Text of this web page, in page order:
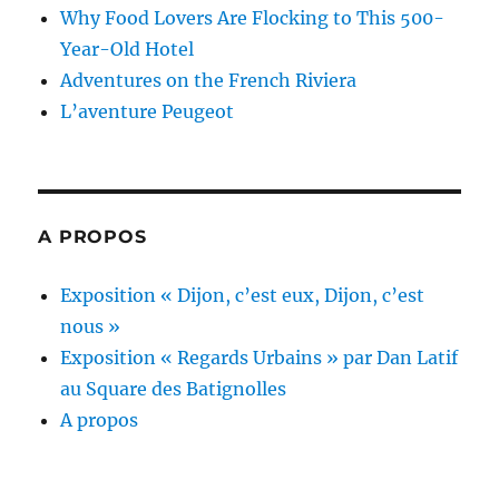
Why Food Lovers Are Flocking to This 500-
Year-Old Hotel
Adventures on the French Riviera
L’aventure Peugeot
A PROPOS
Exposition « Dijon, c’est eux, Dijon, c’est
nous »
Exposition « Regards Urbains » par Dan Latif
au Square des Batignolles
A propos